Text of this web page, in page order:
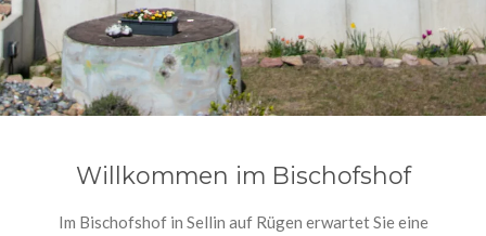
Willkommen im Bischofshof
Im Bischofshof in Sellin auf Rügen erwartet Sie eine